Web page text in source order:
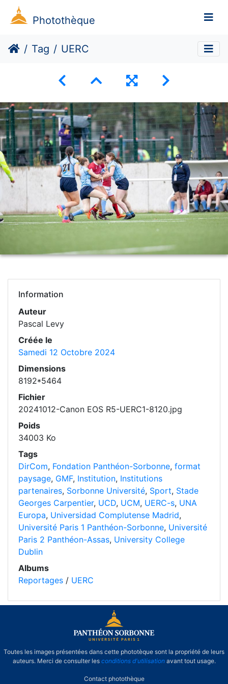
Photothèque
Tag UERC
Information
Auteur
Pascal Levy
Créée le
Samedi 12 Octobre 2024
Dimensions
8192*5464
Fichier
20241012-Canon EOS R5-UERC1-8120.jpg
Poids
34003 Ko
Tags
DirCom, Fondation Panthéon-Sorbonne, format
paysage, GMF, Institution, Institutions
partenaires, Sorbonne Université, Sport, Stade
Georges Carpentier, UCD, UCM, UERC-s, UNA
Europa, Universidad Complutense Madrid,
Université Paris 1 Panthéon-Sorbonne, Université
Paris 2 Panthéon-Assas, University College
Dublin
Albums
Reportages / UERC
Toutes les images présentées dans cette phototèque sont la propriété de leurs
auteurs. Merci de consulter les conditions d'utilisationavant tout usage.
Contact photothèque